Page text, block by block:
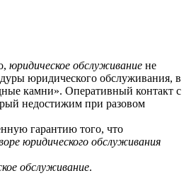
юридическое обслуживание не
юридического обслуживания, в
камни». Оперативный контакт с
недостижим при разовом
гарантию того, что
юридического обслуживания
обслуживание.